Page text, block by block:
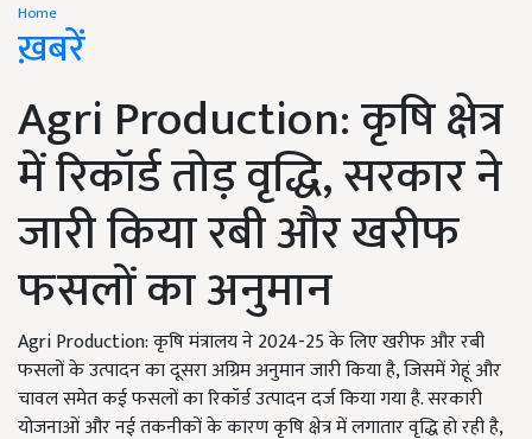
Home
ख़बरें
Agri Production: कृषि क्षेत्र
में रिकॉर्ड तोड़ वृद्धि, सरकार ने
जारी किया रबी और खरीफ
फसलों का अनुमान
Agri Production: कृषि मंत्रालय ने 2024-25 के लिए खरीफ और रबी
फसलों के उत्पादन का दूसरा अग्रिम अनुमान जारी किया है, जिसमें गेहूं और
चावल समेत कई फसलों का रिकॉर्ड उत्पादन दर्ज किया गया है. सरकारी
योजनाओं और नई तकनीकों के कारण कृषि क्षेत्र में लगातार वृद्धि हो रही है,